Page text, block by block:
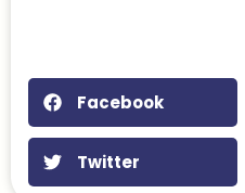
Facebook
Twitter